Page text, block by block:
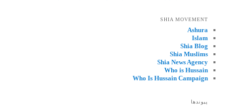
SHIA MOVEMENT
Ashura
Islam
Shia Blog
Shia Muslims
Shia News Agency
Who is Hussain
Who Is Hussain Campaign
پیوندها